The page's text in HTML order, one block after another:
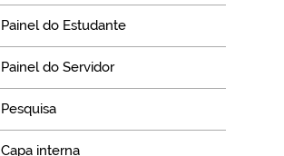
Painel do Estudante
Painel do Servidor
Pesquisa
Capa interna